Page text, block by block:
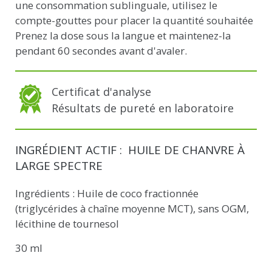
une consommation sublinguale, utilisez le
compte-gouttes pour placer la quantité souhaitée
Prenez la dose sous la langue et maintenez-la
pendant 60 secondes avant d'avaler.
Certificat d'analyse
Résultats de pureté en laboratoire
INGRÉDIENT ACTIF : HUILE DE CHANVRE À
LARGE SPECTRE
Ingrédients : Huile de coco fractionnée
(triglycérides à chaîne moyenne MCT), sans OGM,
lécithine de tournesol
30 ml